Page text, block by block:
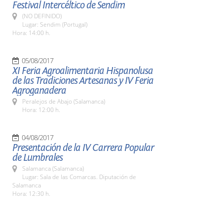
Festival Intercéltico de Sendim
(NO DEFINIDO)
Lugar: Sendim (Portugal)
Hora: 14:00 h.
05/08/2017
XI Feria Agroalimentaria Hispanolusa
de las Tradiciones Artesanas y IV Feria
Agroganadera
Peralejos de Abajo (Salamanca)
Hora: 12:00 h.
04/08/2017
Presentación de la IV Carrera Popular
de Lumbrales
Salamanca (Salamanca)
Lugar: Sala de las Comarcas. Diputación de
Salamanca
Hora: 12:30 h.